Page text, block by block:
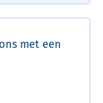
met een